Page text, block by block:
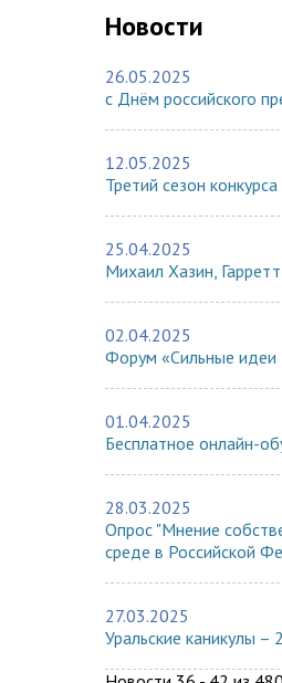
Новости
26.05.2025
с Днём российского
12.05.2025
Третий сезон
25.04.2025
Михаил Хазин,
02.04.2025
Форум «Сильные идеи
01.04.2025
Бесплатное онлайн-
28.03.2025
Опрос "Мнение
среде в Российской
27.03.2025
Уральские каникулы –